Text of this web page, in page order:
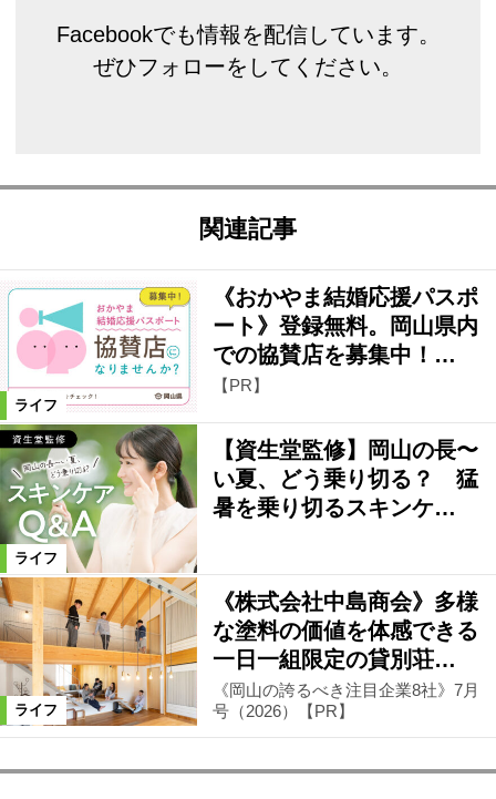
Facebookでも情報を配信しています。
ぜひフォローをしてください。
関連記事
ライフ
《おかやま結婚応援パスポ
ート》登録無料。岡山県内
での協賛店を募集中！…
【PR】
ライフ
【資生堂監修】岡山の長〜
い夏、どう乗り切る？ 猛
暑を乗り切るスキンケ…
ライフ
《株式会社中島商会》多様
な塗料の価値を体感できる
一日一組限定の貸別荘…
《岡山の誇るべき注目企業8社》7月
号（2026）【PR】